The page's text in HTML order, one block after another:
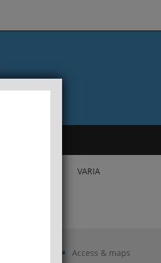
VARIA
Access & maps